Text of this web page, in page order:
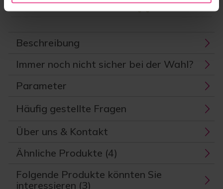
Versandoptionen
Beschreibung
Immer noch nicht sicher bei der Wahl?
Parameter
Häufig gestellte Fragen
Über uns & Kontakt
Ähnliche Produkte (4)
Folgende Produkte könnten Sie
interessieren (3)